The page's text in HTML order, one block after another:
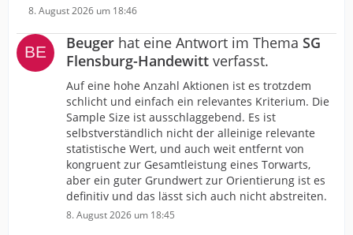
8. August 2026 um 18:46
Beuger hat eine Antwort im Thema SG
Flensburg-Handewitt verfasst.
Auf eine hohe Anzahl Aktionen ist es trotzdem
schlicht und einfach ein relevantes Kriterium. Die
Sample Size ist ausschlaggebend. Es ist
selbstverständlich nicht der alleinige relevante
statistische Wert, und auch weit entfernt von
kongruent zur Gesamtleistung eines Torwarts,
aber ein guter Grundwert zur Orientierung ist es
definitiv und das lässt sich auch nicht abstreiten.
8. August 2026 um 18:45